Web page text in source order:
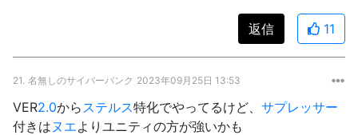
返信 11
21. 名無しのサイバーパンク 2023年09月25日 13:53
VER2.0から ステルス特化でやってるけど、 サプレッサー
付きは ヌエよりユニティの方が強いかも